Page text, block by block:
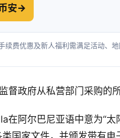
安→
续费优惠及新人福利需满足活动、
督政府从私营部门采购的
在阿尔巴尼亚语中意为“